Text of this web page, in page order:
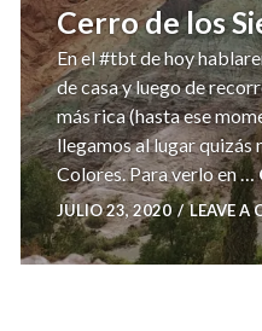
Cerro de los
En el #tbt de hoy
de casa y luego de
más rica (hasta ese
llegamos al lugar quizás
Colores. Para verlo en …
JULIO 23, 2020 LEAVE A